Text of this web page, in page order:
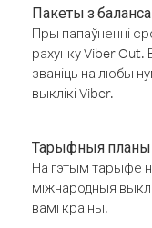
Пакеты з
Пры папаўненні
рахунку Viber
званіць на любы
выклікі Viber.
Тарыфныя планы
На гэтым тарыфе
міжнародныя
вамі краіны.